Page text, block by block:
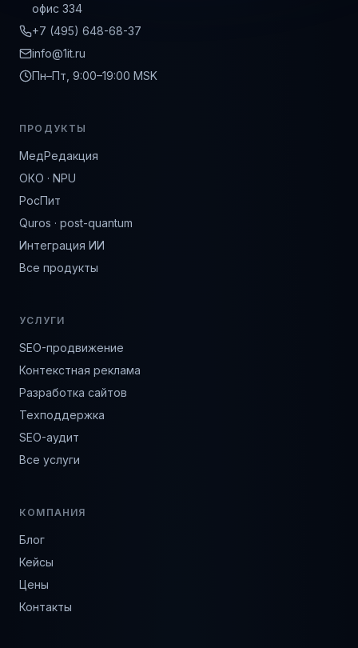
офис 334
+7 (495) 648-68-37
info@1it.ru
Пн–Пт, 9:00–19:00 MSK
ПРОДУКТЫ
МедРедакция
ОКО · NPU
РосПит
Quros · post-quantum
Интеграция ИИ
Все продукты
УСЛУГИ
SEO-продвижение
Контекстная реклама
Разработка сайтов
Техподдержка
SEO-аудит
Все услуги
КОМПАНИЯ
Блог
Кейсы
Цены
Контакты